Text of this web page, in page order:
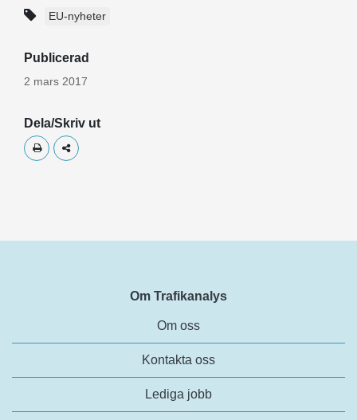
EU-nyheter
Publicerad
2 mars 2017
Dela/Skriv ut
Skriv utDela
Om Trafikanalys
Om oss
Kontakta oss
Lediga jobb